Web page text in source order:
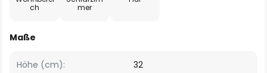
ch
mer
Maße
Höhe (cm):
32